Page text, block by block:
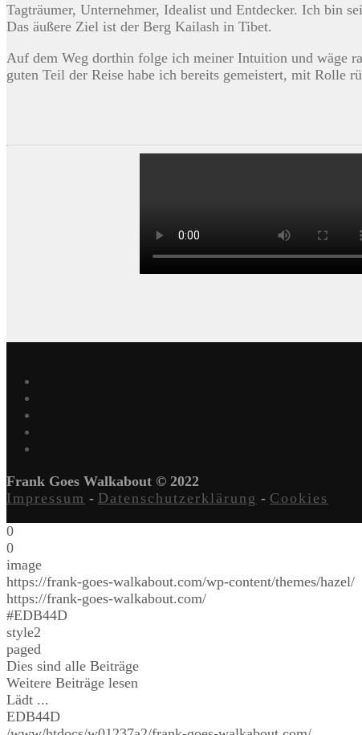
Tagträumer, Unternehmer, Idealist und Entdecker. Ich bin
Das äußere Ziel ist der Berg Kailash in Tibet.
Auf dem Weg dorthin folge ich meiner Intuition und wäge
guten Teil der Reise habe ich bereits gemeistert, mit Rolle
Frank Goes Walkabout © 2022
Impressum - Datenschutzerklärung - Cookies
0
0
image
https://frank-goes-walkabout.com/wp-content/themes/hazel/
https://frank-goes-walkabout.com/
#EDB44D
style2
paged
Dies sind alle Beiträge
Weitere Beiträge lesen
Lädt ...
EDB44D